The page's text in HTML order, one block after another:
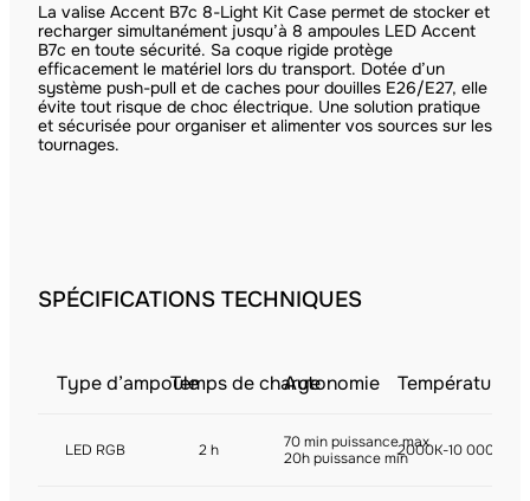
La valise Accent B7c 8-Light Kit Case permet de stocker et
recharger simultanément jusqu’à 8 ampoules LED Accent
B7c en toute sécurité. Sa coque rigide protège
efficacement le matériel lors du transport. Dotée d’un
système push-pull et de caches pour douilles E26/E27, elle
évite tout risque de choc électrique. Une solution pratique
et sécurisée pour organiser et alimenter vos sources sur les
tournages.
SPÉCIFICATIONS TECHNIQUES
Type d’ampouleTemps de chargeAutonomie Température
LED RGB 2 h
70 min puissance max
20h puissance min2000K-10 000K